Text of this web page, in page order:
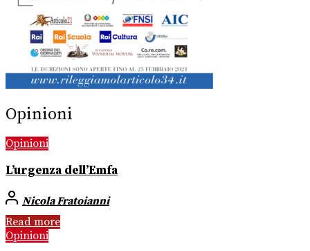
Opinioni
Opinioni
L’urgenza dell’Emfa
Nicola Fratoianni
Read more
Opinioni